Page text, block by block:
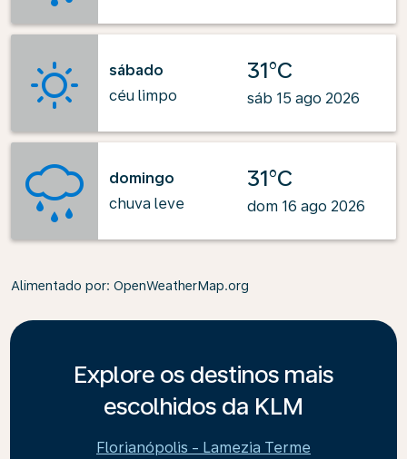
sábado
céu limpo
31°C
sáb 15 ago 2026
domingo
chuva leve
31°C
dom 16 ago 2026
Alimentado por: OpenWeatherMap.org
Explore os destinos mais
escolhidos da KLM
Florianópolis - Lamezia Terme